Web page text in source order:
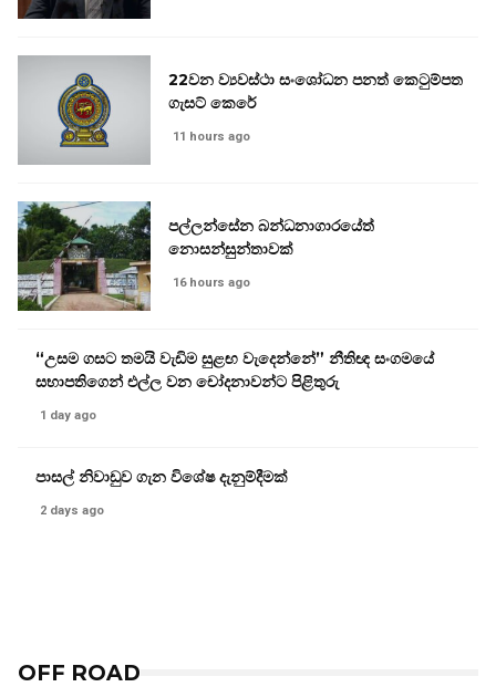
22වන ව්‍යවස්ථා සංශෝධන පනත් කෙටුම්පත
ගැසට් කෙරේ
11 hours ago
පල්ලන්සේන බන්ධනාගාරයේත්
නොසන්සුන්තාවක්
16 hours ago
“උසම ගසට තමයි වැඩිම සුළඟ වැදෙන්නේ” නීතිඥ සංගමයේ
සභාපතිගෙන් එල්ල වන චෝදනාවන්ට පිළිතුරු
1 day ago
පාසල් නිවාඩුව ගැන විශේෂ දැනුම්දීමක්
2 days ago
OFF ROAD